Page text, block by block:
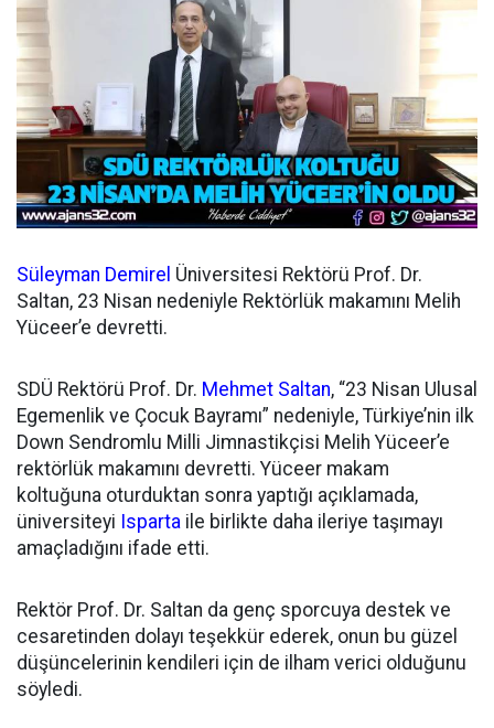
Süleyman Demirel Üniversitesi Rektörü Prof. Dr.
Saltan, 23 Nisan nedeniyle Rektörlük makamını Melih
Yüceer’e devretti.
SDÜ Rektörü Prof. Dr. Mehmet Saltan, “23 Nisan Ulusal
Egemenlik ve Çocuk Bayramı” nedeniyle, Türkiye’nin ilk
Down Sendromlu Milli Jimnastikçisi Melih Yüceer’e
rektörlük makamını devretti. Yüceer makam
koltuğuna oturduktan sonra yaptığı açıklamada,
üniversiteyi Isparta ile birlikte daha ileriye taşımayı
amaçladığını ifade etti.
Rektör Prof. Dr. Saltan da genç sporcuya destek ve
cesaretinden dolayı teşekkür ederek, onun bu güzel
düşüncelerinin kendileri için de ilham verici olduğunu
söyledi.